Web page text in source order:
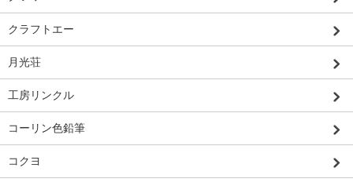
クラフトエー
月光荘
工房リンクル
コーリン色鉛筆
コクヨ